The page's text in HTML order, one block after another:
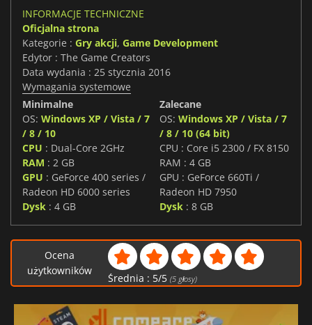
INFORMACJE TECHNICZNE
Oficjalna strona
Kategorie : Gry akcji, Game Development
Edytor : The Game Creators
Data wydania : 25 stycznia 2016
Wymagania systemowe
Minimalne
OS: Windows XP / Vista / 7
/ 8 / 10
CPU : Dual-Core 2GHz
RAM : 2 GB
GPU : GeForce 400 series /
Radeon HD 6000 series
Dysk : 4 GB
Zalecane
OS: Windows XP / Vista / 7
/ 8 / 10 (64 bit)
CPU : Core i5 2300 / FX 8150
RAM : 4 GB
GPU : GeForce 660Ti /
Radeon HD 7950
Dysk : 8 GB
Ocena
użytkowników
Średnia : 5/5 (5głosy)